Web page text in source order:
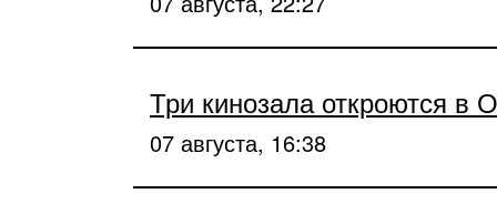
Три кинозала откроются в
07 августа, 16:38